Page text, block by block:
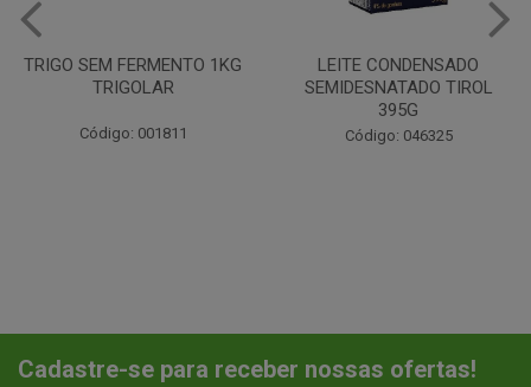
LEITE CONDENSADO
SEMIDESNATADO TIROL
Código: 046325
CHANTILINHO EM PO 400G
MIX
Código: 037442
Cadastre-se para receber nossas ofertas!